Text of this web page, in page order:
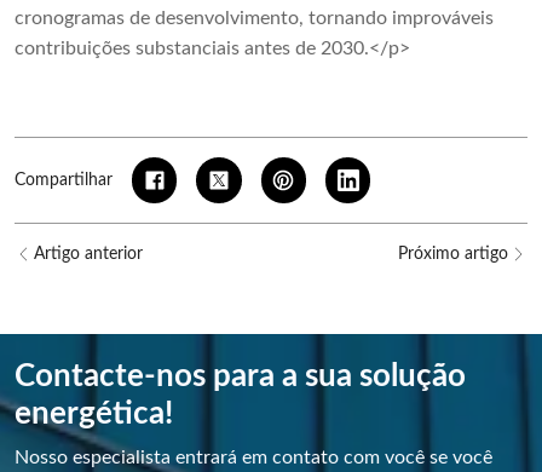
cronogramas de desenvolvimento, tornando improváveis ​​
contribuições substanciais antes de 2030.</p>
Compartilhar
Artigo anterior Próximo artigo
Contacte-nos para a sua solução
energética!
Nosso especialista entrará em contato com você se você